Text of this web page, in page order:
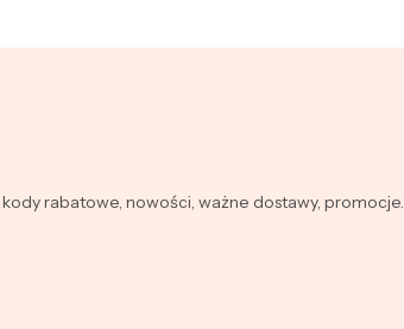
rabatowe, nowości, ważne dostawy, promocje.